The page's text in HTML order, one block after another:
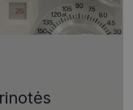
5 mėnesiai
4 savaitės